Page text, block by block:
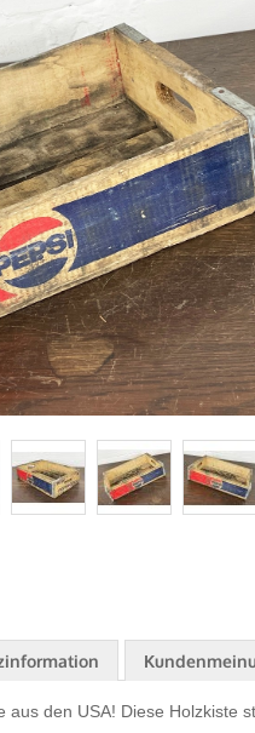
aus den USA! Diese Holzkiste